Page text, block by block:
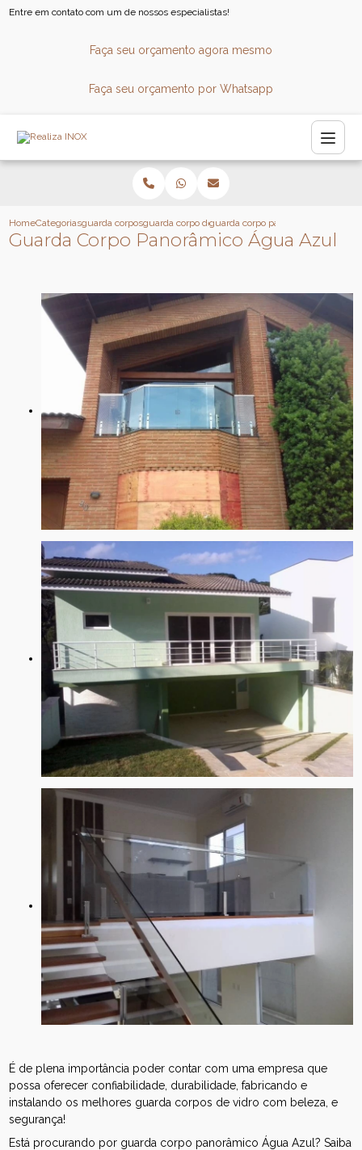
Entre em contato com um de nossos especialistas!
Faça seu orçamento agora mesmo
Faça seu orçamento por Whatsapp
HomeCategoriasguarda corposguarda corpo de vidroguarda corpo panoramico agua
Guarda Corpo Panorâmico Água Azul
É de plena importância poder contar com uma empresa que
possa oferecer confiabilidade, durabilidade, fabricando e
instalando os melhores guarda corpos de vidro com beleza, e
segurança!
Está procurando por guarda corpo panorâmico Água Azul? Saiba